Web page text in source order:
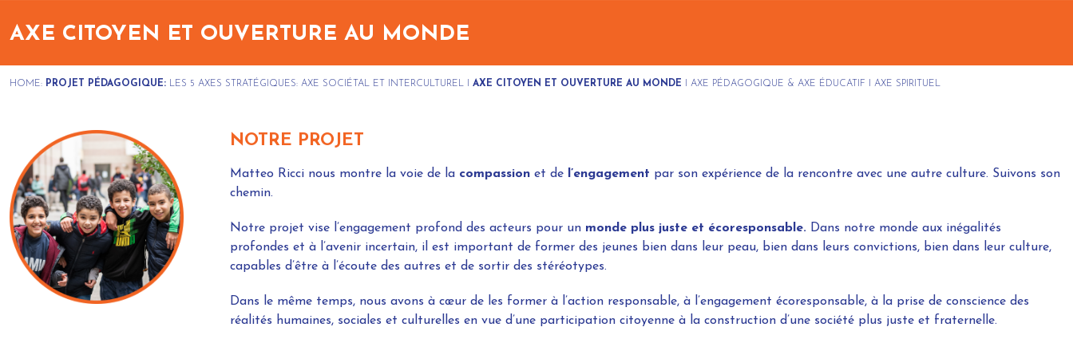
AXE CITOYEN ET OUVERTURE AU MONDE
HOME: PROJET PÉDAGOGIQUE: LES 5 AXES STRATÉGIQUES: AXE SOCIÉTAL ET INTERCULTUREL AXE CITOYEN ET OUVERTURE AU MONDE I AXE PÉDAGOGIQUE & AXE ÉDUCATIF I AXE SPIRITUEL
NOTRE PROJET
Matteo Ricci nous montre la voie de la compassionet de l’engagement par son expérience de la rencontre avec une autre culture. Suivons son
chemin.
Notre projet vise l’engagement profond des acteurs pour un monde plus juste et écoresponsable.Dans notre monde aux inégalités
profondes et à l’avenir incertain, il est important de former des jeunes bien dans leur peau, bien dans leurs convictions, bien dans leur culture,
capables d’être à l’écoute des autres et de sortir des stéréotypes.
Dans le même temps, nous avons à cœur de les former à l’action responsable, à l’engagement écoresponsable, à la prise de conscience des
réalités humaines, sociales et culturelles en vue d’une participation citoyenne à la construction d’une société plus juste et fraternelle.